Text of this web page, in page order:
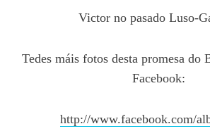
Victor no pasado Luso-
Tedes máis fotos desta promesa do
Facebook:
http://www.facebook.com/